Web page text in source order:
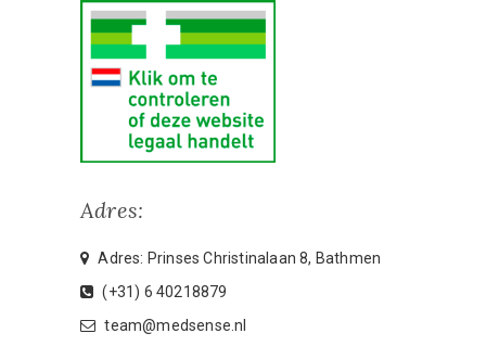
Adres:
Adres: Prinses Christinalaan 8, Bathmen
(+31) 6 40218879
team@medsense.nl